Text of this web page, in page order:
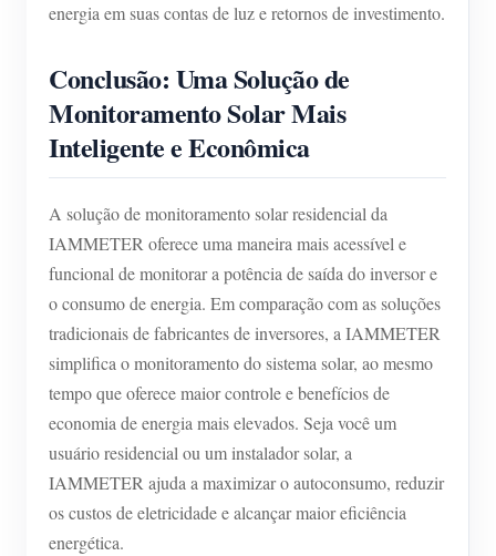
energia em suas contas de luz e retornos de investimento.
Conclusão: Uma Solução de
Monitoramento Solar Mais
Inteligente e Econômica
A solução de monitoramento solar residencial da
IAMMETER oferece uma maneira mais acessível e
funcional de monitorar a potência de saída do inversor e
o consumo de energia. Em comparação com as soluções
tradicionais de fabricantes de inversores, a IAMMETER
simplifica o monitoramento do sistema solar, ao mesmo
tempo que oferece maior controle e benefícios de
economia de energia mais elevados. Seja você um
usuário residencial ou um instalador solar, a
IAMMETER ajuda a maximizar o autoconsumo, reduzir
os custos de eletricidade e alcançar maior eficiência
energética.